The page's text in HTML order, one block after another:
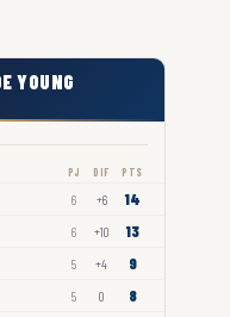
YOUNG
PJ DIF PTS
6 +6 14
6 +10 13
5 +4 9
5 0 8